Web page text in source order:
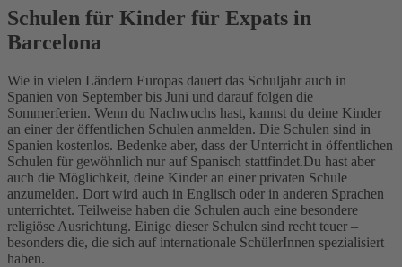
Schulen für Kinder für Expats in
Barcelona
Wie in vielen Ländern Europas dauert das Schuljahr auch in
Spanien von September bis Juni und darauf folgen die
Sommerferien. Wenn du Nachwuchs hast, kannst du deine Kinder
an einer der öffentlichen Schulen anmelden. Die Schulen sind in
Spanien kostenlos. Bedenke aber, dass der Unterricht in öffentlichen
Schulen für gewöhnlich nur auf Spanisch stattfindet.Du hast aber
auch die Möglichkeit, deine Kinder an einer privaten Schule
anzumelden. Dort wird auch in Englisch oder in anderen Sprachen
unterrichtet. Teilweise haben die Schulen auch eine besondere
religiöse Ausrichtung. Einige dieser Schulen sind recht teuer –
besonders die, die sich auf internationale SchülerInnen spezialisiert
haben.